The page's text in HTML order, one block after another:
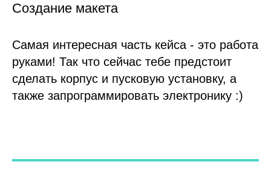
Создание макета
Самая интересная часть кейса - это работа
руками! Так что сейчас тебе предстоит
сделать корпус и пусковую установку, а
также запрограммировать электронику :)